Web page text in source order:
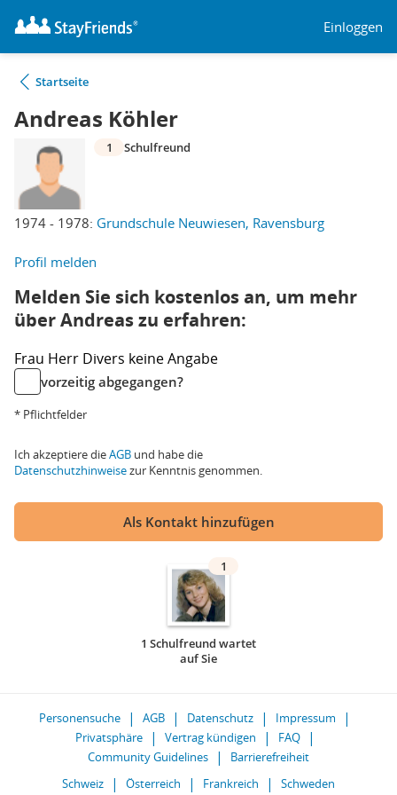
Einloggen
Startseite
Andreas Köhler
1974 - 1978: Grundschule Neuwiesen, Ravensburg
1 Schulfreund
Profil melden
Melden Sie sich kostenlos an, um mehr
über Andreas zu erfahren:
Frau Herr Divers keine Angabe
vorzeitig abgegangen?
* Pflichtfelder
Ich akzeptiere dieAGB und habe die
Datenschutzhinweisezur Kenntnis genommen.
Als Kontakt hinzufügen
1
1 Schulfreund wartet
auf Sie
Personensuche AGB Datenschutz
Impressum
Privatsphäre
Vertrag kündigen
FAQ
Community Guidelines
Barrierefreiheit
Schweiz
Österreich Frankreich Schweden